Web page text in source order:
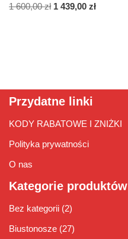
1 600,00zł 1 439,00 zł
Przydatne linki
KODY RABATOWE I ZNIŻKI
Polityka prywatności
O nas
Kategorie produktów
Bez kategorii (2)
Biustonosze (27)